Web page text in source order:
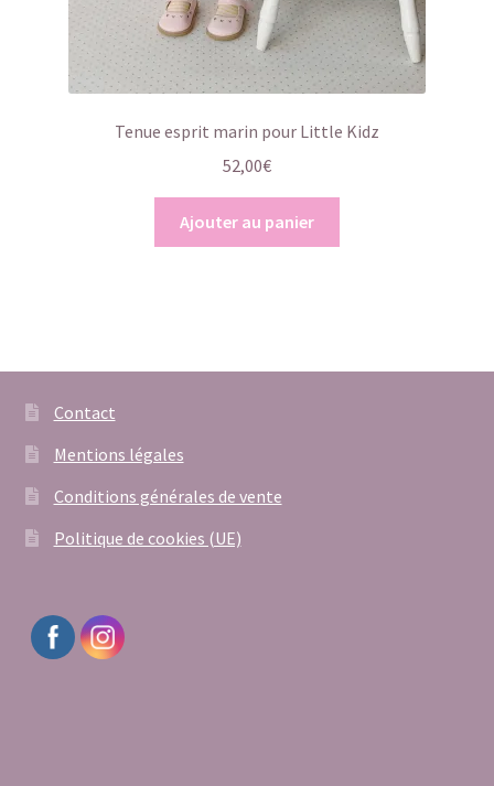
Tenue esprit marin pour Little Kidz
52,00€
Ajouter au panier
Contact
Mentions légales
Conditions générales de vente
Politique de cookies (UE)